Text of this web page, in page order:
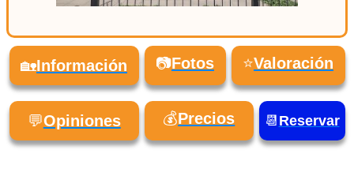
🏡Información 📷Fotos ⭐Valoración
💬Opiniones 💰Precios 📆 Reservar